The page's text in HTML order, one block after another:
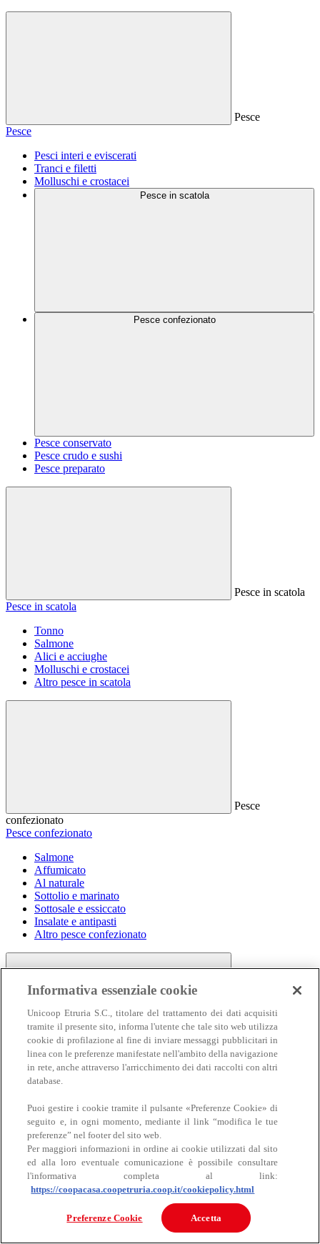
Pesce
Pesce
Pesci interi e eviscerati
Tranci e filetti
Molluschi e crostacei
Pesce in scatola
Pesce confezionato
Pesce conservato
Pesce crudo e sushi
Pesce preparato
Pesce in scatola
Pesce in scatola
Tonno
Salmone
Alici e acciughe
Molluschi e crostacei
Altro pesce in scatola
Pesce
confezionato
Pesce confezionato
Salmone
Affumicato
Al naturale
Sottolio e marinato
Sottosale e essiccato
Insalate e antipasti
Altro pesce confezionato
Carne
Carne
Bovino
Informativa essenziale cookie
Unicoop Etruria S.C., titolare del trattamento dei dati acquisiti
tramite il presente sito, informa l'utente che tale sito web utilizza
cookie di profilazione al fine di inviare messaggi pubblicitari in
linea con le preferenze manifestate nell'ambito della navigazione
in rete, anche attraverso l'arricchimento dei dati raccolti con altri
database.
Puoi gestire i cookie tramite il pulsante «Preferenze Cookie» di
seguito e, in ogni momento, mediante il link “modifica le tue
preferenze” nel footer del sito web.
Per maggiori informazioni in ordine ai cookie utilizzati dal sito
ed alla loro eventuale comunicazione è possibile consultare
l'informativa completa al link:
https://coopacasa.coopetruria.coop.it/cookiepolicy.html
Preferenze Cookie Accetta